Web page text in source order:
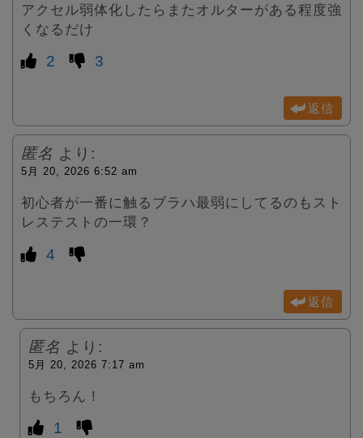
アクセル弱体化したらまたオルターがある程度強
くなるだけ
2 3
返信
匿名 より:
5月 20, 2026 6:52 am
初心者が一番に触るブラハ最弱にしてるのもスト
レステストの一環？
4
返信
匿名 より:
5月 20, 2026 7:17 am
もちろん！
1